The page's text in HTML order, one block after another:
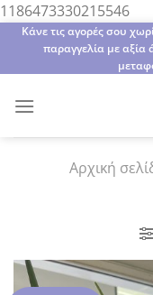
1186473330215546
στο
Κάνε τις αγορές σου
παραγγελία με
Αρχική